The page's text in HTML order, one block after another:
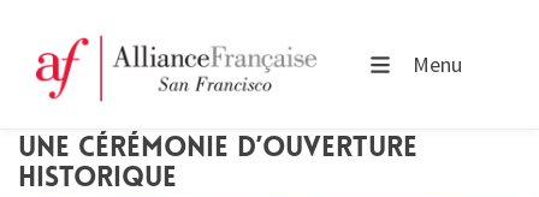
Menu
UNE CÉRÉMONIE D’OUVERTURE
HISTORIQUE